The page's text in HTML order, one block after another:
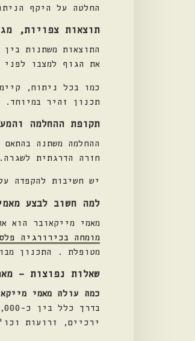
החלטה על היקף
תוצאות צפויות,
התוצאות משתנות
את הגוף למצבו
כמו בכל ניתוח,
תכנון זהיר במיוחד.
תקופת ההחלמה
ההחלמה משתנה
חזרה הדרגתית לשגרה.
יש חשיבות להקפדה
למה חשוב לבצע
מאמי מייקאובר הוא
מומחה בכירורגיה
מטופלת . התכנון
שאלות נפוצות –
כמה עולה מאמי
ירכיים, זרועות